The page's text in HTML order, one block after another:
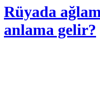
Rüyada
anlama gelir?